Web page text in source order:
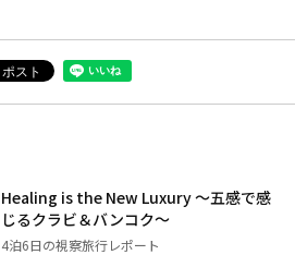
Healing is the New Luxury ～五感で感
じるクラビ＆バンコク～
4泊6日の視察旅行レポート